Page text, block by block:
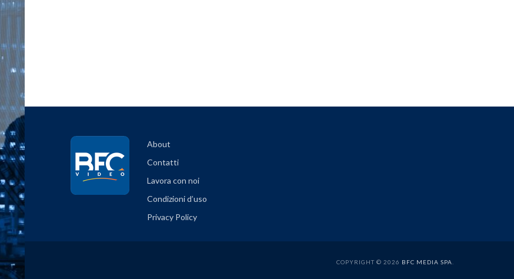
About
Contatti
Lavora con noi
Condizioni d’uso
Privacy Policy
COPYRIGHT © 2026 BFC MEDIA SPA